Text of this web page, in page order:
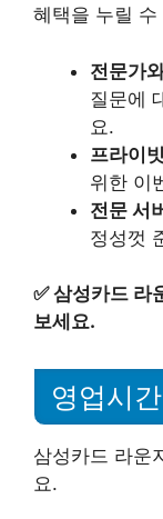
혜택을 누릴 수
전문가
질문에
요.
프라이
위한 이
전문 서
정성껏
✅삼성카드 라
보세요.
영업시간
삼성카드 라운
요.